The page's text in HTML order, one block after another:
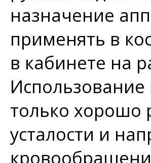
назначение
применять в
в кабинете на
Использование
только хорошо
усталости и